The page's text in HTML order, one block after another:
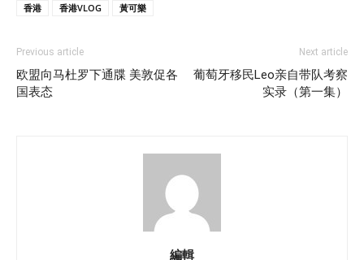
香港
香港VLOG 黃可樂
Previous article
欧盟向马杜罗下通牒 美敦促各
国表态
Next article
葡萄牙移民Leo亲自带队考察
实录（第一集）
編輯